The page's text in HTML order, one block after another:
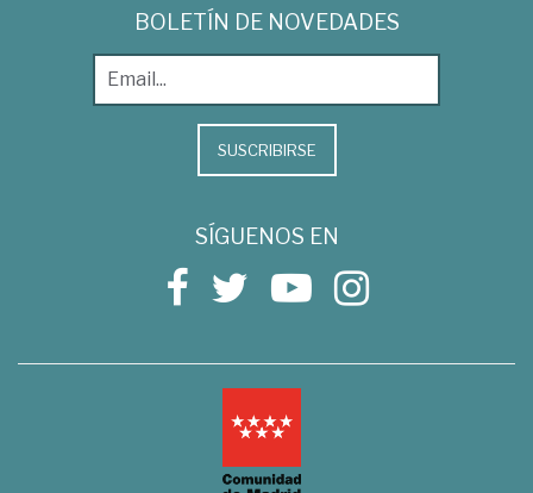
BOLETÍN DE NOVEDADES
SUSCRIBIRSE
SÍGUENOS EN